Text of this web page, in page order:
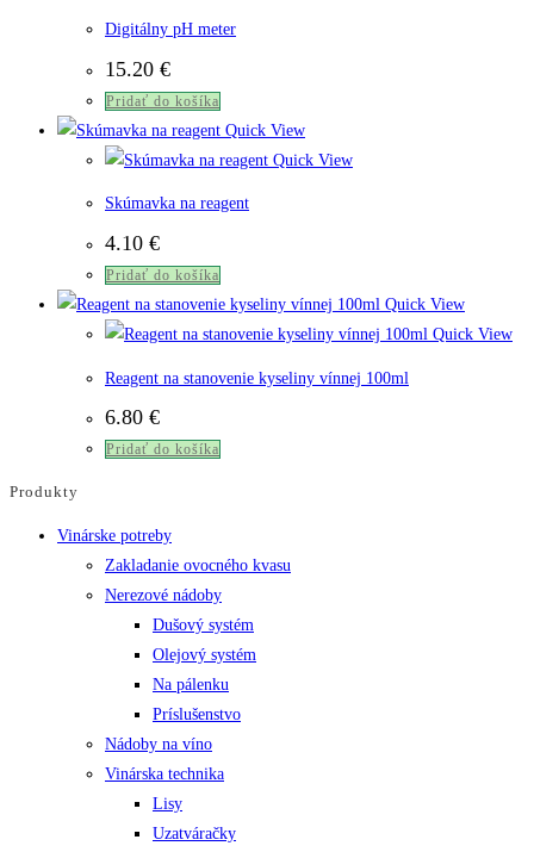
Digitálny pH meter
15.20 €
Pridať do košíka
Quick View
Quick View
Skúmavka na reagent
4.10 €
Pridať do košíka
Quick View
Quick View
Reagent na stanovenie kyseliny vínnej 100ml
6.80 €
Pridať do košíka
Produkty
Vinárske potreby
Zakladanie ovocného kvasu
Nerezové nádoby
Dušový systém
Olejový systém
Na pálenku
Príslušenstvo
Nádoby na víno
Vinárska technika
Lisy
Uzatváračky